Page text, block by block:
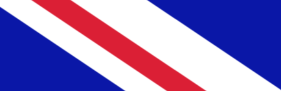
MGF
MGF - Franco Malgache
28,842.56
MGF